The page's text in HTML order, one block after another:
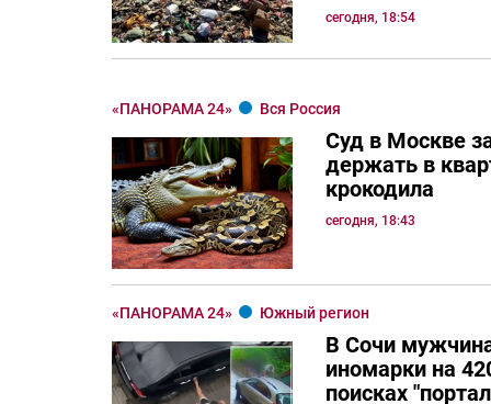
сегодня, 18:54
«ПАНОРАМА 24» Вся Россия
Суд в Москве
держать в
крокодила
сегодня, 18:43
«ПАНОРАМА 24» Южный регион
В Сочи
иномарки на
поисках